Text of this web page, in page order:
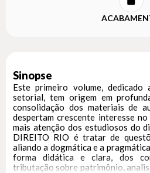
Sinopse
Este primeiro volume,
setorial, tem origem em
consolidação dos materiais de
despertam crescente interesse
mais atenção dos estudiosos do
DIREITO RIO é tratar de
aliando a dogmática e a
forma didática e clara, dos
tributação sobre patrimônio,